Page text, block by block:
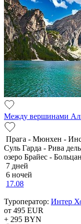
Между вершинами
Прага - Мюнхен -
Суль Гарда - Рива
озеро Брайес -
7 дней
6 ночей
17.08
Туроператор: Интер
от 495 EUR
+ 295 BYN